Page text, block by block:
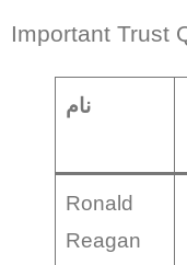
Important Trust
نام
Ronald
Reagan